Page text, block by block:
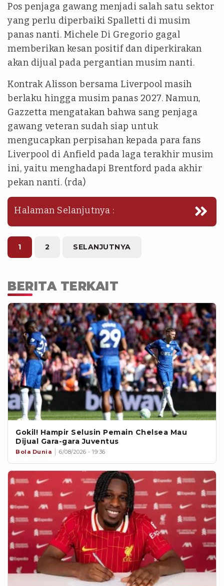
Pos penjaga gawang menjadi salah satu sektor
yang perlu diperbaiki Spalletti di musim
panas nanti. Michele Di Gregorio gagal
memberikan kesan positif dan diperkirakan
akan dijual pada pergantian musim nanti.
Kontrak Alisson bersama Liverpool masih
berlaku hingga musim panas 2027. Namun,
Gazzetta mengatakan bahwa sang penjaga
gawang veteran sudah siap untuk
mengucapkan perpisahan kepada para fans
Liverpool di Anfield pada laga terakhir musim
ini, yaitu menghadapi Brentford pada akhir
pekan nanti. (rda)
Halaman Selanjutnya :
1 2 SELANJUTNYA
BERITA TERKAIT
Gokil! Hampir Selusin Pemain Chelsea Mau
Dijual Gara-gara Juventus
Bola Dunia 6/08/2026 - 19:36